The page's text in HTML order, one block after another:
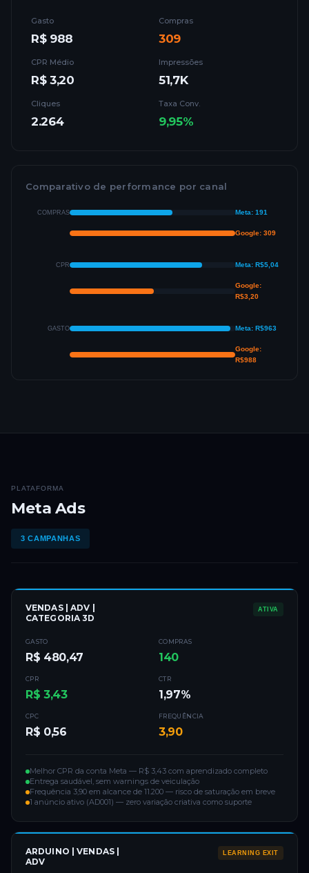
Gasto
R$ 988
Compras
309
CPR Médio
R$ 3,20
Impressões
51,7K
Cliques
2.264
Taxa Conv.
9,95%
Comparativo de performance por canal
COMPRAS Meta: 191
Google: 309
CPR Meta: R$5,04
Google:
R$3,20
GASTO Meta: R$963
Google:
R$988
PLATAFORMA
Meta Ads
3 CAMPANHAS
VENDAS | ADV |
CATEGORIA 3D
ATIVA
GASTO
R$ 480,47
COMPRAS
140
CPR
R$ 3,43
CTR
1,97%
CPC
R$ 0,56
FREQUÊNCIA
3,90
Melhor CPR da conta Meta — R$ 3,43 com aprendizado completo
Entrega saudável, sem warnings de veiculação
Frequência 3,90 em alcance de 11.200 — risco de saturação em breve
1 anúncio ativo (AD001) — zero variação criativa como suporte
ARDUINO | VENDAS |
ADV
LEARNING EXIT